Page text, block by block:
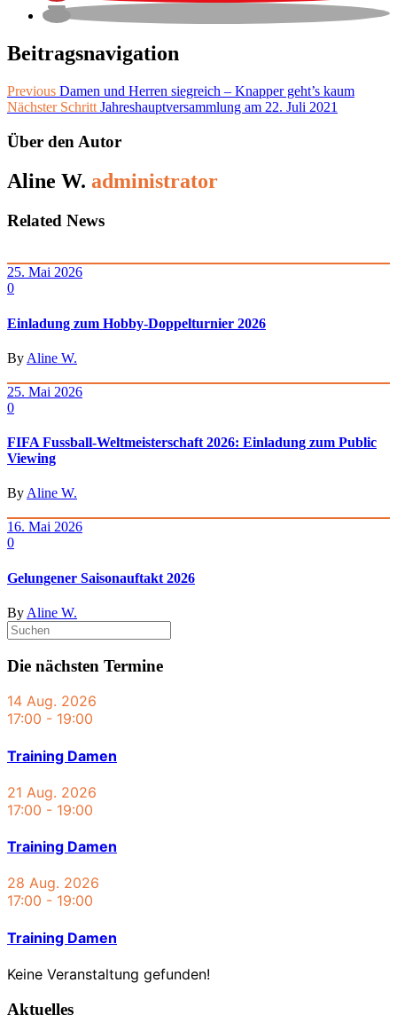
Beitragsnavigation
Previous Damen und Herren siegreich – Knapper geht’s kaum
Nächster Schritt Jahreshauptversammlung am 22. Juli 2021
Über den Autor
Aline W. administrator
Related News
25. Mai 2026
0
Einladung zum Hobby-Doppelturnier 2026
By Aline W.
25. Mai 2026
0
FIFA Fussball-Weltmeisterschaft 2026: Einladung zum Public
Viewing
ByAline W.
16. Mai 2026
0
Gelungener Saisonauftakt 2026
By Aline W.
Die nächsten Termine
14 Aug. 2026
17:00 - 19:00
Training Damen
21 Aug. 2026
17:00 - 19:00
Training Damen
28 Aug. 2026
17:00 - 19:00
Training Damen
Keine Veranstaltung gefunden!
Aktuelles